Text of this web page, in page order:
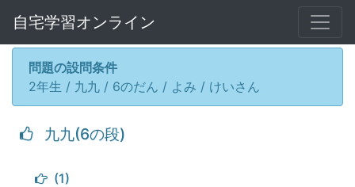
自宅学習オンライン
問題の設問条件
2年生 / 九九 / 6のだん / よみ / けいさん
九九(6の段)
(1)